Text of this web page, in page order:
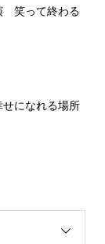
笑って終わる
になれる場所